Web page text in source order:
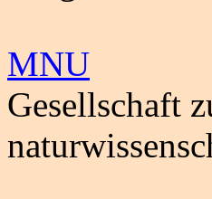
MNU
Gesellschaft